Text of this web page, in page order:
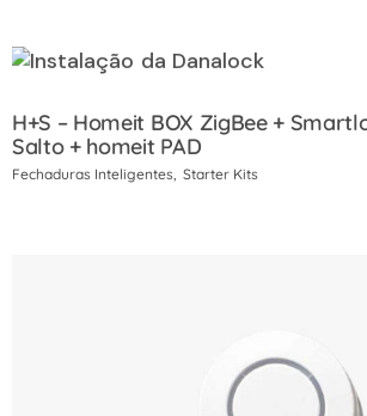
H+S – Homeit BOX ZigBee +
Salto + homeit PAD
Fechaduras Inteligentes Starter Kits